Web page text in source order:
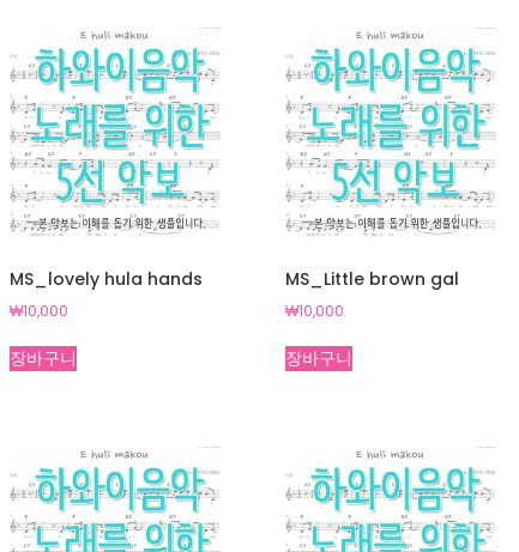
MS_lovely hula hands
₩10,000
장바구니
MS_Little brown gal
₩10,000
장바구니